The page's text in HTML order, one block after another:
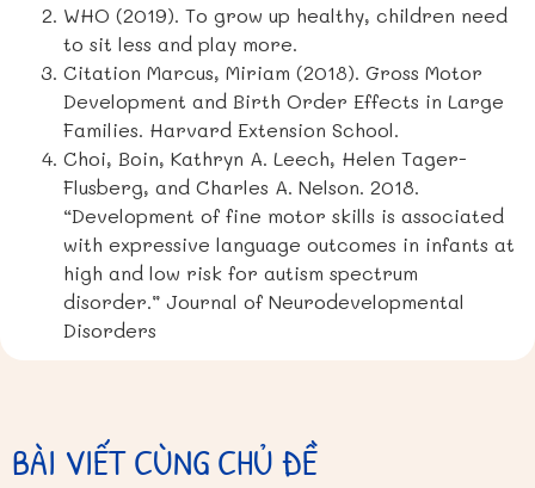
WHO (2019). To grow up healthy, children need
to sit less and play more.
Citation Marcus, Miriam (2018). Gross Motor
Development and Birth Order Effects in Large
Families. Harvard Extension School.
Choi, Boin, Kathryn A. Leech, Helen Tager-
Flusberg, and Charles A. Nelson. 2018.
“Development of fine motor skills is associated
with expressive language outcomes in infants at
high and low risk for autism spectrum
disorder.” Journal of Neurodevelopmental
Disorders
BÀI VIẾT CÙNG CHỦ ĐỀ